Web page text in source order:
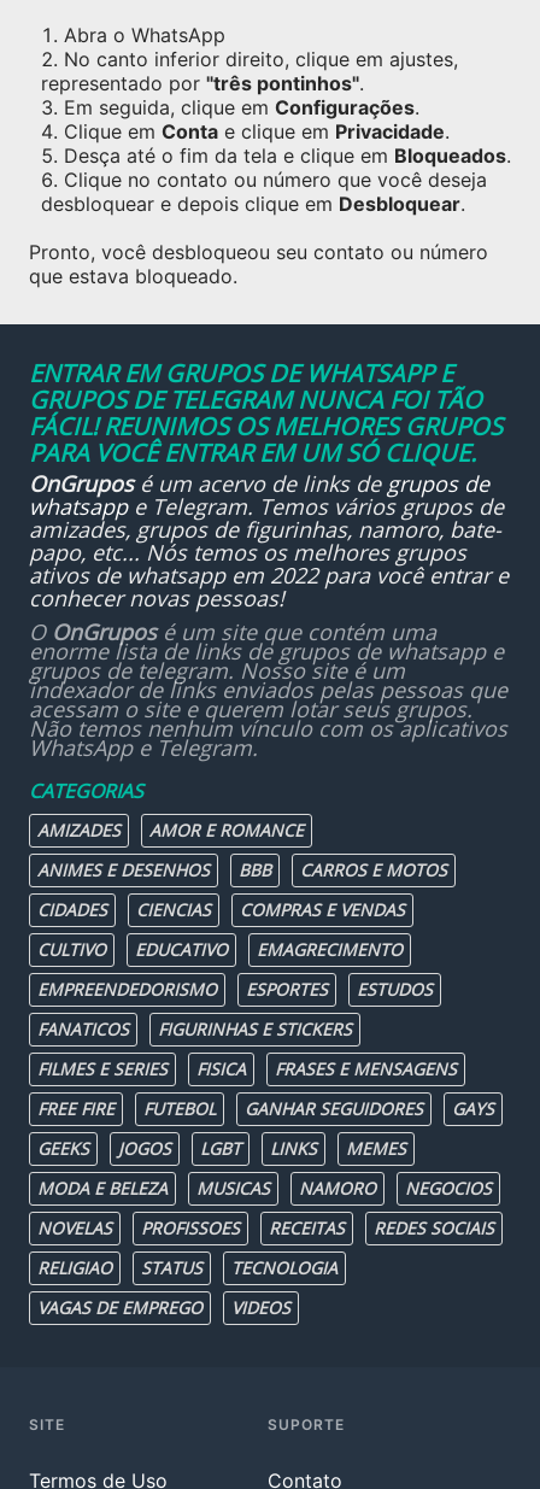
Abra o WhatsApp
No canto inferior direito, clique em ajustes,
representado por "três pontinhos".
Em seguida, clique em Configurações.
Clique em Conta e clique em Privacidade.
Desça até o fim da tela e clique em Bloqueados.
Clique no contato ou número que você deseja
desbloquear e depois clique em Desbloquear.
Pronto, você desbloqueou seu contato ou número
que estava bloqueado.
ENTRAR EM GRUPOS DE WHATSAPP E
GRUPOS DE TELEGRAM NUNCA FOI TÃO
FÁCIL! REUNIMOS OS MELHORES GRUPOS
PARA VOCÊ ENTRAR EM UM SÓ CLIQUE.
OnGruposé um acervo de links de grupos de
whatsappe Telegram. Temos vários grupos de
amizades, grupos de figurinhas, namoro, bate-
papo, etc... Nós temos os melhores grupos
ativos de whatsapp em 2022 para você entrar e
conhecer novas pessoas!
O OnGruposé um site que contém uma
enorme lista de links de grupos de whatsapp e
grupos de telegram. Nosso site é um
indexador de links enviados pelas pessoas que
acessam o site e querem lotar seus grupos.
Não temos nenhum vínculo com os aplicativos
WhatsApp e Telegram.
CATEGORIAS
AMIZADES
AMOR E ROMANCE
ANIMES E DESENHOS
BBB
CARROS E MOTOS
CIDADES
CIENCIAS
COMPRAS E VENDAS
CULTIVO
EDUCATIVO
EMAGRECIMENTO
EMPREENDEDORISMO
ESPORTES
ESTUDOS
FANATICOS
FIGURINHAS E STICKERS
FILMES E SERIES
FISICA
FRASES E MENSAGENS
FREE FIRE
FUTEBOL GANHAR SEGUIDORES
GAYS
GEEKS
JOGOS LGBT LINKS
MEMES
MODA E BELEZA
MUSICAS NAMORO
NEGOCIOS
NOVELAS
PROFISSOES RECEITAS
REDES SOCIAIS
RELIGIAO
STATUS
TECNOLOGIA
VAGAS DE EMPREGO
VIDEOS
SITE
Termos de Uso
SUPORTE
Contato